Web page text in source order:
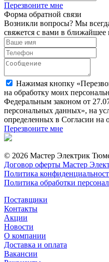
Перезвоните мне
Форма обратной связи
Возникли вопросы? Мы
свяжется с вами в ближайшее
Нажимая кнопку
на обработку моих
Федеральным законом от
персональных данных», на
определенных в Согласии на
Перезвоните мне
© 2026 Мастер Электрик
Договор оферты Мастер
Политика
Политика обработки
Поставщики
Контакты
Акции
Новости
О компании
Доставка и оплата
Вакансии